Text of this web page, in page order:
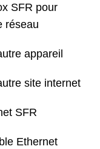
SFR pour
réseau
appareil
site internet
SFR
Ethernet